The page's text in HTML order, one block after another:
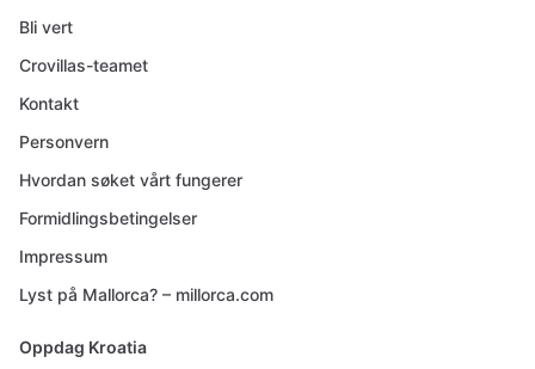
Bli vert
Crovillas-teamet
Kontakt
Personvern
Hvordan søket vårt fungerer
Formidlingsbetingelser
Impressum
Lyst på Mallorca? – millorca.com
Oppdag Kroatia